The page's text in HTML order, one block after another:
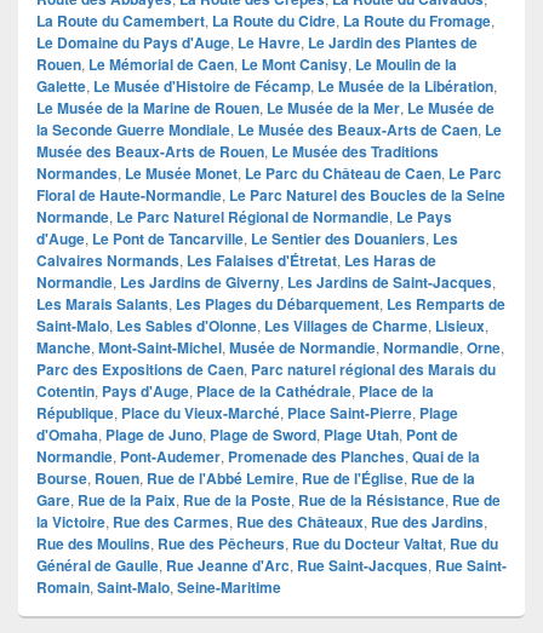
La Route du Camembert, La Route du Cidre, La Route du Fromage,
Le Domaine du Pays d'Auge, Le Havre, Le Jardin des Plantes de
Rouen, Le Mémorial de Caen, Le Mont Canisy, Le Moulin de la
Galette, Le Musée d'Histoire de Fécamp, Le Musée de la Libération,
Le Musée de la Marine de Rouen, Le Musée de la Mer, Le Musée de
la Seconde Guerre Mondiale, Le Musée des Beaux-Arts de Caen, Le
Musée des Beaux-Arts de Rouen, Le Musée des Traditions
Normandes, Le Musée Monet, Le Parc du Château de Caen, Le Parc
Floral de Haute-Normandie, Le Parc Naturel des Boucles de la Seine
Normande, Le Parc Naturel Régional de Normandie, Le Pays
d'Auge, Le Pont de Tancarville, Le Sentier des Douaniers, Les
Calvaires Normands, Les Falaises d'Étretat, Les Haras de
Normandie, Les Jardins de Giverny, Les Jardins de Saint-Jacques,
Les Marais Salants, Les Plages du Débarquement, Les Remparts de
Saint-Malo, Les Sables d'Olonne, Les Villages de Charme, Lisieux,
Manche, Mont-Saint-Michel, Musée de Normandie, Normandie, Orne,
Parc des Expositions de Caen, Parc naturel régional des Marais du
Cotentin, Pays d'Auge, Place de la Cathédrale, Place de la
République, Place du Vieux-Marché, Place Saint-Pierre, Plage
d'Omaha, Plage de Juno, Plage de Sword, Plage Utah, Pont de
Normandie, Pont-Audemer, Promenade des Planches, Quai de la
Bourse, Rouen, Rue de l'Abbé Lemire, Rue de l'Église, Rue de la
Gare, Rue de la Paix, Rue de la Poste, Rue de la Résistance, Rue de
la Victoire, Rue des Carmes, Rue des Châteaux, Rue des Jardins,
Rue des Moulins, Rue des Pêcheurs, Rue du Docteur Valtat, Rue du
Général de Gaulle, Rue Jeanne d'Arc, Rue Saint-Jacques, Rue Saint-
Romain, Saint-Malo, Seine-Maritime